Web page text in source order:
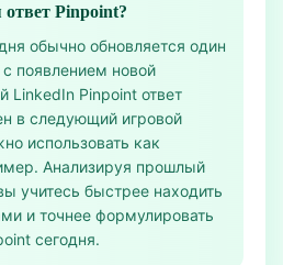
ответ Pinpoint?
обычно обновляется один
появлением новой
LinkedIn Pinpoint ответ
в следующий игровой
использовать как
Анализируя прошлый
учитесь быстрее находить
и точнее формулировать
сегодня.